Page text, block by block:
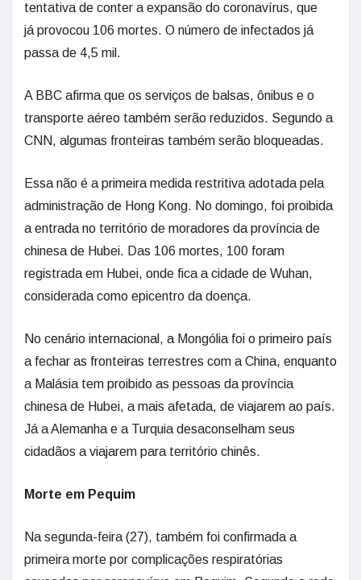
tentativa de conter a expansão do coronavírus, que
já provocou 106 mortes. O número de infectados já
passa de 4,5 mil.
A BBC afirma que os serviços de balsas, ônibus e o
transporte aéreo também serão reduzidos. Segundo a
CNN, algumas fronteiras também serão bloqueadas.
Essa não é a primeira medida restritiva adotada pela
administração de Hong Kong. No domingo, foi proibida
a entrada no território de moradores da província de
chinesa de Hubei. Das 106 mortes, 100 foram
registrada em Hubei, onde fica a cidade de Wuhan,
considerada como epicentro da doença.
No cenário internacional, a Mongólia foi o primeiro país
a fechar as fronteiras terrestres com a China, enquanto
a Malásia tem proibido as pessoas da província
chinesa de Hubei, a mais afetada, de viajarem ao país.
Já a Alemanha e a Turquia desaconselham seus
cidadãos a viajarem para território chinês.
Morte em Pequim
Na segunda-feira (27), também foi confirmada a
primeira morte por complicações respiratórias